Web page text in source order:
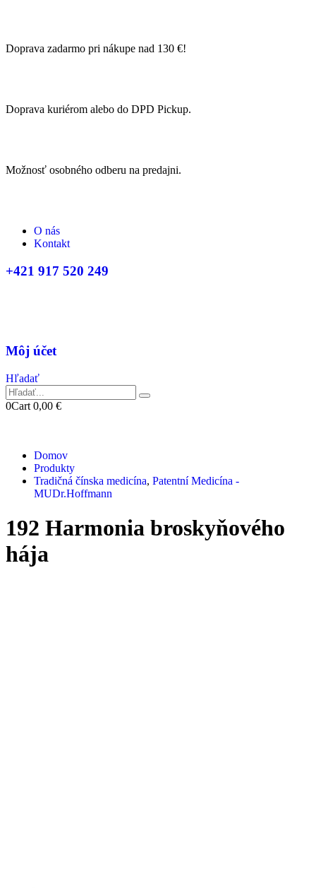
Doprava zadarmo pri nákupe nad 130 €!
Doprava kuriérom alebo do DPD Pickup.
Možnosť osobného odberu na predajni.
O nás
Kontakt
+421 917 520 249
Môj účet
Hľadať
0Cart 0,00 €
Domov
Produkty
Tradičná čínska medicína, Patentní Medicína -
MUDr.Hoffmann
192 Harmonia broskyňového
hája